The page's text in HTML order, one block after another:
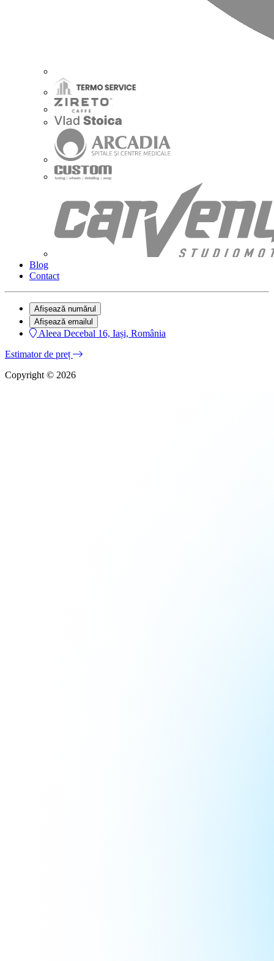
Blog
Contact
Afișează numărul
Afișează emailul
Aleea Decebal 16, Iași, România
Estimator de preț
Copyright © 2026